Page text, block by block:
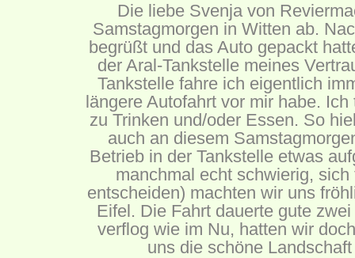
Die liebe Svenja von
Samstagmorgen in Witten ab.
begrüßt und das Auto gepackt
der Aral-Tankstelle meines
Tankstelle fahre ich eigentlich
längere Autofahrt vor mir habe.
zu Trinken und/oder Essen. So
auch an diesem
Betrieb in der Tankstelle etwas
manchmal echt schwierig,
entscheiden) machten wir uns
Eifel. Die Fahrt dauerte gute
verflog wie im Nu, hatten wir
uns die schöne